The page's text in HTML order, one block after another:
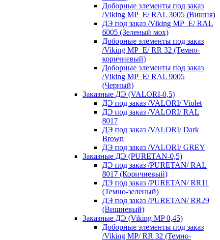
Доборные элементы под заказ
/Viking MP_E/ RAL 3005 (Вишня)
ДЭ под заказ /Viking MP_E/ RAL
6005 (Зеленый мох)
Доборные элементы под заказ
/Viking MP_E/ RR 32 (Темно-
коричневый)
Доборные элементы под заказ
/Viking MP_E/ RAL 9005
(Черный)
Заказные ДЭ (VALORI-0,5)
ДЭ под заказ /VALORI/ Violet
ДЭ под заказ /VALORI/ RAL
8017
ДЭ под заказ /VALORI/ Dark
Brown
ДЭ под заказ /VALORI/ GREY
Заказные ДЭ (PURETAN-0,5)
ДЭ под заказ /PURETAN/ RAL
8017 (Коричневый)
ДЭ под заказ /PURETAN/ RR11
(Темно-зеленый)
ДЭ под заказ /PURETAN/ RR29
(Вишневый)
Заказные ДЭ (Viking MP 0,45)
Доборные элементы под заказ
/Viking MP/ RR 32 (Темно-